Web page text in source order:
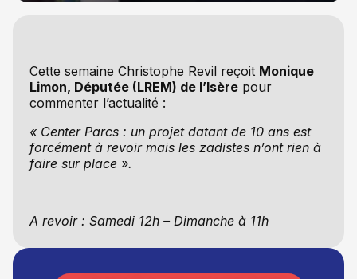
Cette semaine Christophe Revil reçoit Monique
Limon, Députée (LREM) de l’Isèrepour
commenter l’actualité :
« Center Parcs : un projet datant de 10 ans est
forcément à revoir mais les zadistes n’ont rien à
faire sur place ».
A revoir : Samedi 12h – Dimanche à 11h